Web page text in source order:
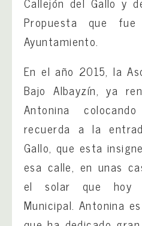
Propuesta que
Ayuntamiento.
En el año 2015, la
Bajo Albayzín, ya
Antonina
recuerda a la
Gallo, que esta
esa calle, en unas
el solar que hoy
Municipal. Antonina